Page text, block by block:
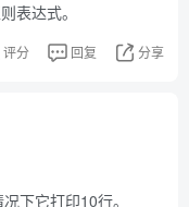
表达式。
评分 回复 分享
下它打印10行。